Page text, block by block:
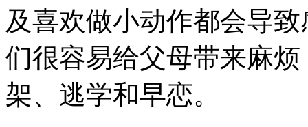
及喜欢做小动作都会导
们很容易给父母带来麻
架、逃学和早恋。